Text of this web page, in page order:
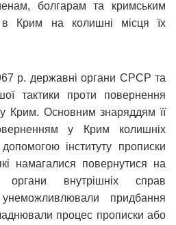
болгарам та кримським
в Крим на колишні місця їх
р. державні органи СРСР та
тактики проти повернення
Крим. Основним знаряддям її
у Крим колишніх
інституту прописки
намагалися повернутися на
органи внутрішніх справ
придбання
процес прописки або